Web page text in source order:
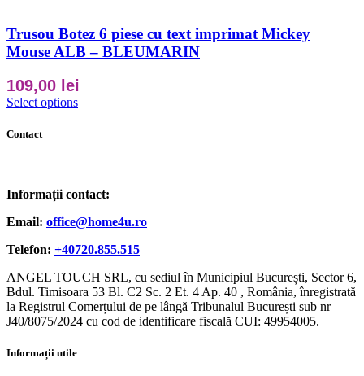
Trusou Botez 6 piese cu text imprimat Mickey
Mouse ALB – BLEUMARIN
109,00 lei
Select options
Contact
Informații contact:
Email: office@home4u.ro
Telefon: +40720.855.515
ANGEL TOUCH SRL, cu sediul în Municipiul București, Sector 6,
Bdul. Timisoara 53 Bl. C2 Sc. 2 Et. 4 Ap. 40 , România, înregistrată
la Registrul Comerțului de pe lângă Tribunalul București sub nr
J40/8075/2024 cu cod de identificare fiscală CUI: 49954005.
Informații utile